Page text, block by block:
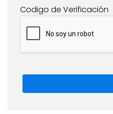
Codigo de Verificación